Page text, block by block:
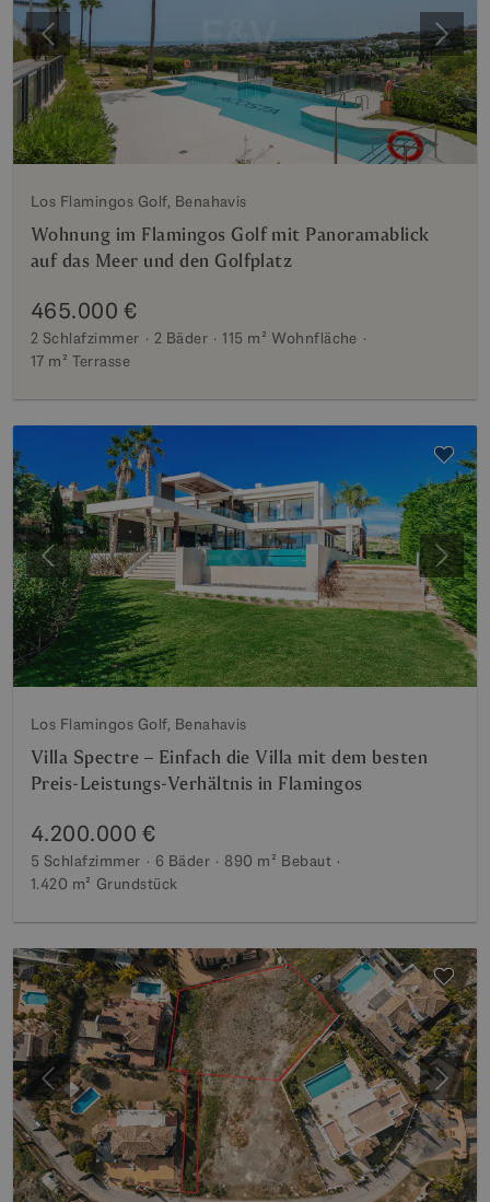
Vorherige
Los Flamingos Golf, Benahavis
Wohnung im Flamingos Golf mit Panoramablick
auf das Meer und den Golfplatz
465.000 €
2 Schlafzimmer 2 Bäder 115 m² Wohnfläche
17 m² Terrasse
Vorherige
Los Flamingos Golf, Benahavis
Villa Spectre – Einfach die Villa mit dem besten
Preis-Leistungs-Verhältnis in Flamingos
4.200.000 €
5 Schlafzimmer 6 Bäder 890 m² Bebaut
1.420 m² Grundstück
Vorherige